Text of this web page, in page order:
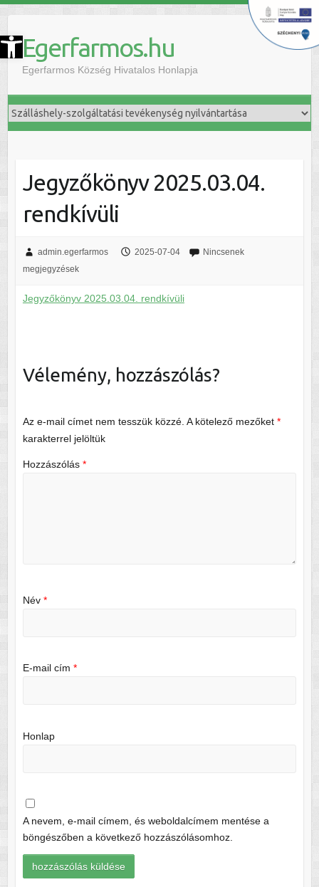
Eszköztár megnyitása Egerfarmos.hu
Egerfarmos Község Hivatalos Honlapja
Jegyzőkönyv 2025.03.04.
rendkívüli
admin.egerfarmos 2025-07-04
Nincsenek
megjegyzések
Jegyzőkönyv 2025.03.04. rendkívüli
Vélemény, hozzászólás?
Az e-mail címet nem tesszük közzé. A kötelező mezőket *
karakterrel jelöltük
Hozzászólás *
Név *
E-mail cím *
Honlap
A nevem, e-mail címem, és weboldalcímem mentése a
böngészőben a következő hozzászólásomhoz.